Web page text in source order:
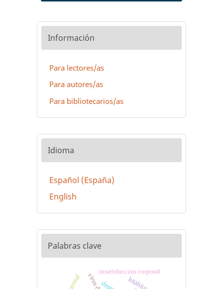
Información
Para lectores/as
Para autores/as
Para bibliotecarios/as
Idioma
Español (España)
English
Palabras clave
hñähñu
insatisfacción corporal